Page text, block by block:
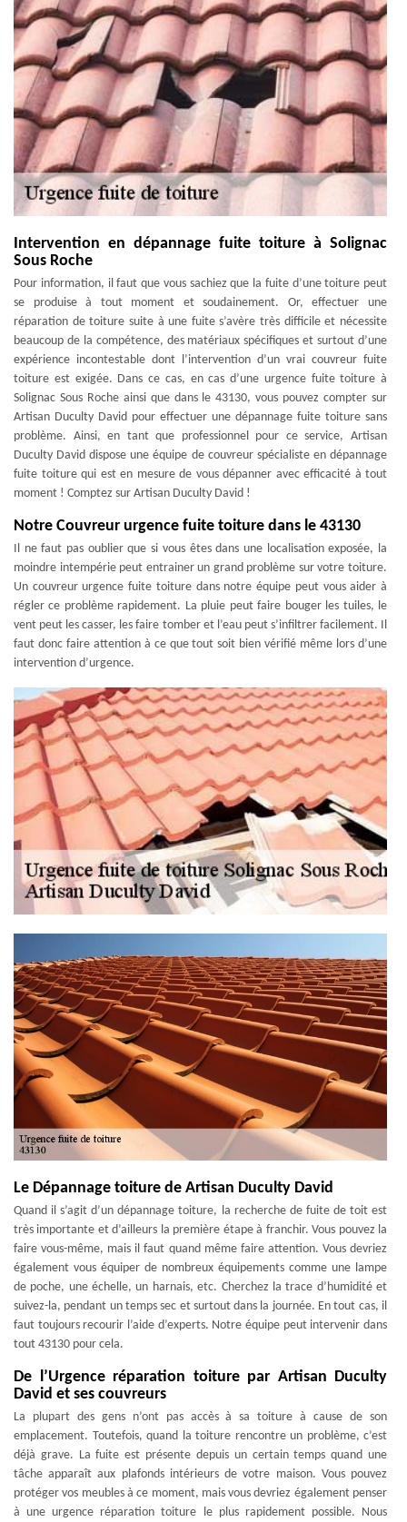
Intervention en dépannage fuite toiture à Solignac
Sous Roche
Pour information, il faut que vous sachiez que la fuite d’une toiture peut
se produise à tout moment et soudainement. Or, effectuer une
réparation de toiture suite à une fuite s’avère très difficile et nécessite
beaucoup de la compétence, des matériaux spécifiques et surtout d’une
expérience incontestable dont l’intervention d’un vrai couvreur fuite
toiture est exigée. Dans ce cas, en cas d’une urgence fuite toiture à
Solignac Sous Roche ainsi que dans le 43130, vous pouvez compter sur
Artisan Duculty David pour effectuer une dépannage fuite toiture sans
problème. Ainsi, en tant que professionnel pour ce service, Artisan
Duculty David dispose une équipe de couvreur spécialiste en dépannage
fuite toiture qui est en mesure de vous dépanner avec efficacité à tout
moment ! Comptez sur Artisan Duculty David !
Notre Couvreur urgence fuite toiture dans le 43130
Il ne faut pas oublier que si vous êtes dans une localisation exposée, la
moindre intempérie peut entrainer un grand problème sur votre toiture.
Un couvreur urgence fuite toiture dans notre équipe peut vous aider à
régler ce problème rapidement. La pluie peut faire bouger les tuiles, le
vent peut les casser, les faire tomber et l’eau peut s’infiltrer facilement. Il
faut donc faire attention à ce que tout soit bien vérifié même lors d’une
intervention d’urgence.
Le Dépannage toiture de Artisan Duculty David
Quand il s’agit d’un dépannage toiture, la recherche de fuite de toit est
très importante et d’ailleurs la première étape à franchir. Vous pouvez la
faire vous-même, mais il faut quand même faire attention. Vous devriez
également vous équiper de nombreux équipements comme une lampe
de poche, une échelle, un harnais, etc. Cherchez la trace d’humidité et
suivez-la, pendant un temps sec et surtout dans la journée. En tout cas, il
faut toujours recourir l’aide d’experts. Notre équipe peut intervenir dans
tout 43130 pour cela.
De l’Urgence réparation toiture par Artisan Duculty
David et ses couvreurs
La plupart des gens n’ont pas accès à sa toiture à cause de son
emplacement. Toutefois, quand la toiture rencontre un problème, c’est
déjà grave. La fuite est présente depuis un certain temps quand une
tâche apparaît aux plafonds intérieurs de votre maison. Vous pouvez
protéger vos meubles à ce moment, mais vous devriez également penser
à une urgence réparation toiture le plus rapidement possible. Nous